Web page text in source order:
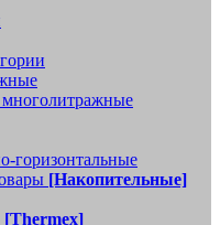
горизонтальные
[Накопительные]
[Thermex]